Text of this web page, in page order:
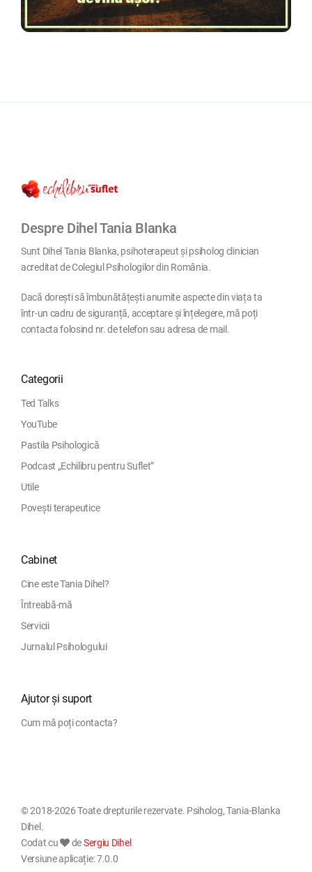
Despre Dihel Tania Blanka
Sunt Dihel Tania Blanka, psihoterapeut și psiholog clinician
acreditat de Colegiul Psihologilor din România.
Dacă dorești să îmbunătățești anumite aspecte din viața ta
într-un cadru de siguranță, acceptare și înțelegere, mă poți
contacta folosind nr. de telefon sau adresa de mail.
Categorii
Ted Talks
YouTube
Pastila Psihologică
Podcast „Echilibru pentru Suflet”
Utile
Povești terapeutice
Cabinet
Cine este Tania Dihel?
Întreabă-mă
Servicii
Jurnalul Psihologului
Ajutor și suport
Cum mă poți contacta?
© 2018-2026 Toate drepturile rezervate. Psiholog, Tania-Blanka
Dihel.
Codat cu
deSergiu Dihel
Versiune aplicație: 7.0.0